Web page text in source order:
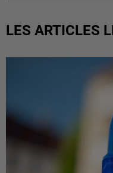
LES ARTICLES